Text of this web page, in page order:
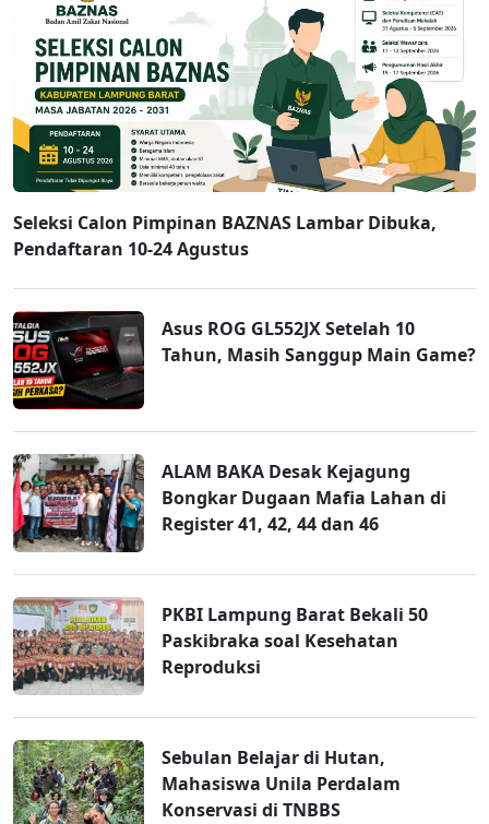
Seleksi Calon Pimpinan BAZNAS Lambar Dibuka,
Pendaftaran 10-24 Agustus
Asus ROG GL552JX Setelah 10
Tahun, Masih Sanggup Main Game?
ALAM BAKA Desak Kejagung
Bongkar Dugaan Mafia Lahan di
Register 41, 42, 44 dan 46
PKBI Lampung Barat Bekali 50
Paskibraka soal Kesehatan
Reproduksi
Sebulan Belajar di Hutan,
Mahasiswa Unila Perdalam
Konservasi di TNBBS